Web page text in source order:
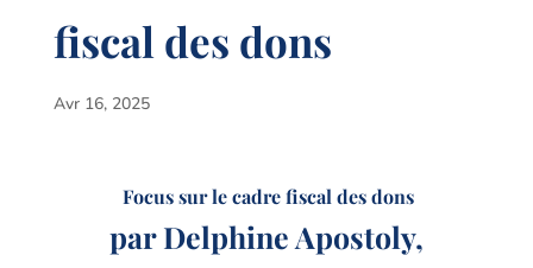
fiscal des dons
Avr 16, 2025
Focus sur le cadre fiscal des dons
par Delphine Apostoly,